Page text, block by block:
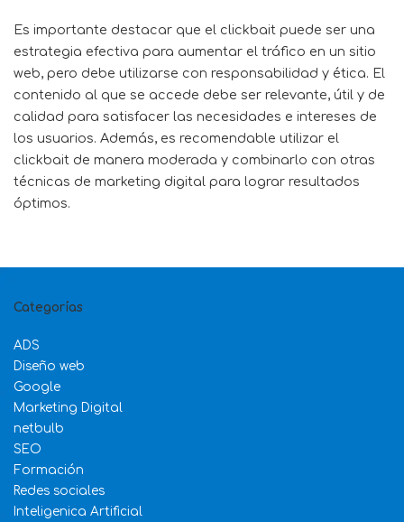
Es importante destacar que el clickbait puede ser una
estrategia efectiva para aumentar el tráfico en un sitio
web, pero debe utilizarse con responsabilidad y ética. El
contenido al que se accede debe ser relevante, útil y de
calidad para satisfacer las necesidades e intereses de
los usuarios. Además, es recomendable utilizar el
clickbait de manera moderada y combinarlo con otras
técnicas de marketing digital para lograr resultados
óptimos.
Categorías
ADS
Diseño web
Google
Marketing Digital
netbulb
SEO
Formación
Redes sociales
Inteligenica Artificial